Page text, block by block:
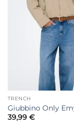
TRENCH
Giubbino Only
39,99 €